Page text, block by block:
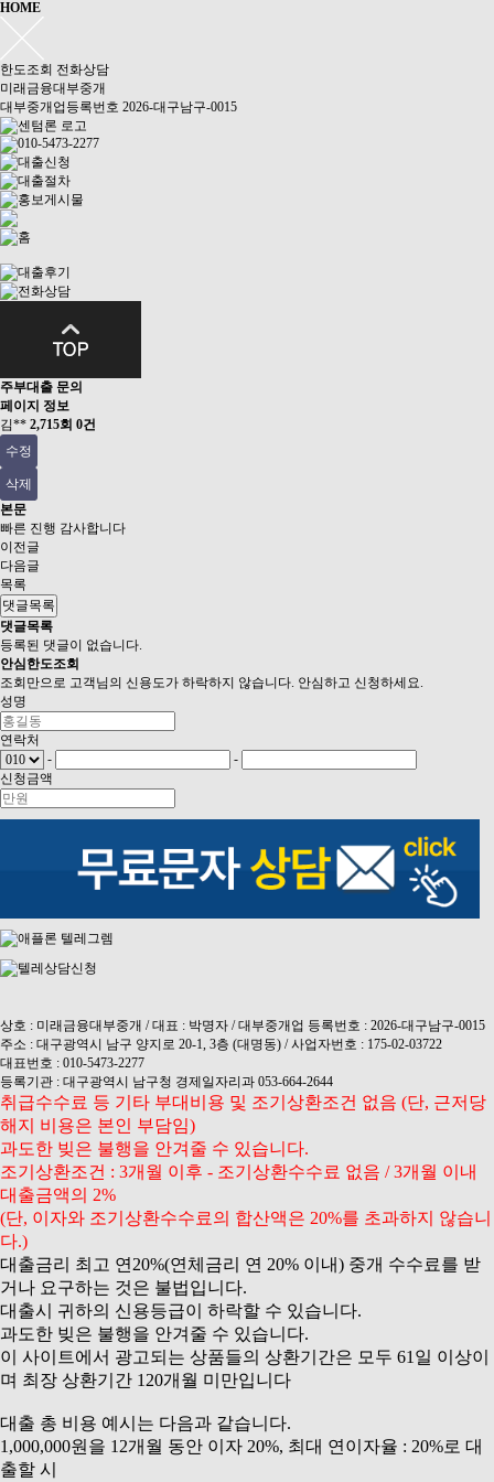
HOME
한도조회 전화상담
미래금융대부중개
대부중개업등록번호 2026-대구남구-0015
주부대출 문의
페이지 정보
김** 2,715회 0건
수정
삭제
본문
빠른 진행 감사합니다
이전글
다음글
목록
댓글목록
댓글목록
등록된 댓글이 없습니다.
안심 한도조회
조회만으로 고객님의 신용도가 하락하지 않습니다. 안심하고 신청하세요.
성명
연락처
-
-
신청금액
상호 : 미래금융대부중개 / 대표 : 박명자 / 대부중개업 등록번호 : 2026-대구남구-0015
주소 : 대구광역시 남구 양지로 20-1, 3층 (대명동) / 사업자번호 : 175-02-03722
대표번호 : 010-5473-2277
등록기관 : 대구광역시 남구청 경제일자리과 053-664-2644
취급수수료 등 기타 부대비용 및 조기상환조건 없음 (단, 근저당
해지 비용은 본인 부담임)
과도한 빚은 불행을 안겨줄 수 있습니다.
조기상환조건 : 3개월 이후 - 조기상환수수료 없음 / 3개월 이내
대출금액의 2%
(단, 이자와 조기상환수수료의 합산액은 20%를 초과하지 않습니
다.)
대출금리 최고 연20%(연체금리 연 20% 이내) 중개 수수료를 받
거나 요구하는 것은 불법입니다.
대출시 귀하의 신용등급이 하락할 수 있습니다.
과도한 빚은 불행을 안겨줄 수 있습니다.
이 사이트에서 광고되는 상품들의 상환기간은 모두 61일 이상이
며 최장 상환기간 120개월 미만입니다
대출 총 비용 예시는 다음과 같습니다.
1,000,000원을 12개월 동안 이자 20%, 최대 연이자율 : 20%로 대
출할 시